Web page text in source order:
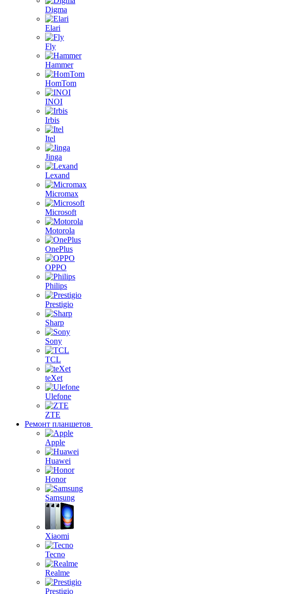
Digma
Elari
Fly
Hammer
HomTom
INOI
Irbis
Itel
Jinga
Lexand
Micromax
Microsoft
Motorola
OnePlus
OPPO
Philips
Prestigio
Sharp
Sony
TCL
teXet
Ulefone
ZTE
Ремонт планшетов
Apple
Huawei
Honor
Samsung
Xiaomi
Tecno
Realme
Prestigio